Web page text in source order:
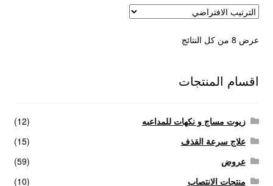
عرض ⁦8⁩ من كل النتائج
اقسام المنتجات
زيوت مساج و نكهات للمداعبه
(12)
علاج سرعة القذف
(15)
عروض
(59)
منتجات الانتصاب
(10)